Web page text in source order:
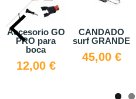
CANDADO
surf GRANDE
45,00 €
LOCKRACK
brazos 1
119,00 €